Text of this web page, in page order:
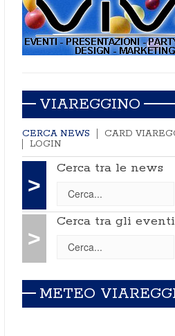
VIAREGGINO
CERCA NEWS
CARD
LOGIN
>
Cerca tra le news
>
Cerca tra gli eventi
METEO